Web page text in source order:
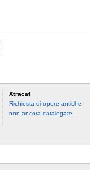
Xtracat
Richiesta di opere antiche
non ancora catalogate